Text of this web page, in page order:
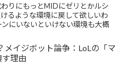
りにもっとMIDにゼリとかルシ
るような環境に戻して欲しいわ
にいないといけない環境も大概
メイジボット論争：LoLの「マ
理由